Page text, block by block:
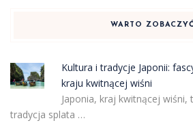
WARTO ZOBACZYĆ
Kultura i tradycje Japonii:
kraju kwitnącej wiśni
Japonia, kraj kwitnącej
tradycja splata …